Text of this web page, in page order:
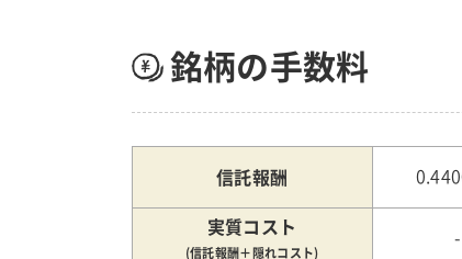
銘柄の手数料
信託報酬
実質コスト
(信託報酬＋隠れコスト)
-